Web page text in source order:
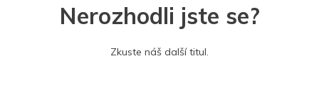
Nerozhodli jste se?
Zkuste náš další titul.